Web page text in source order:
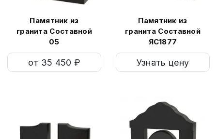
Памятник из
гранита Составной
05
от 35 450 ₽
Памятник из
гранита Составной
ЯС1877
Узнать цену